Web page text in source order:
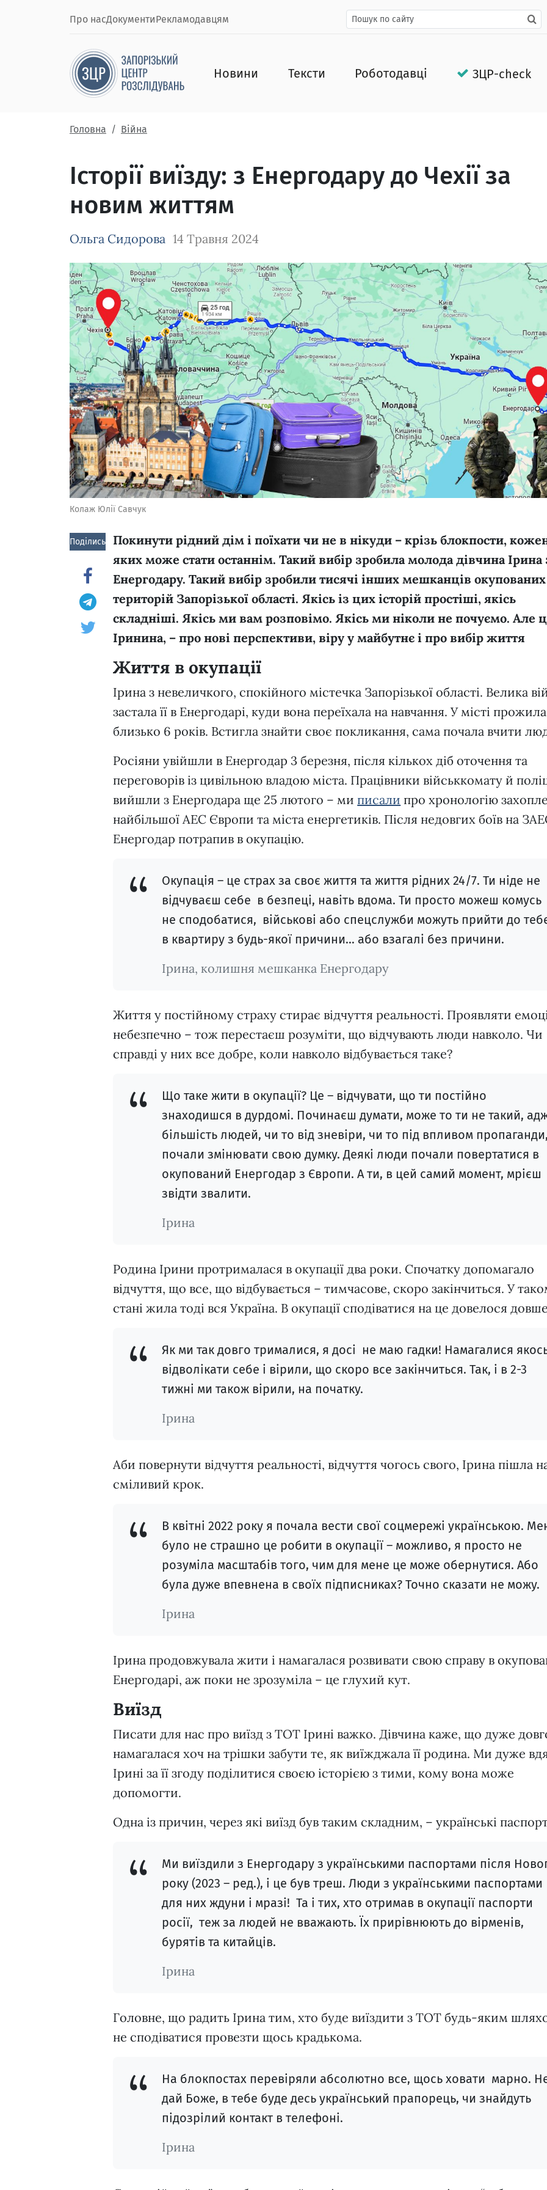
Про насДокументиРекламодавцям
Новини Тексти Роботодавці ЗЦР-check
Головна Війна
Історії виїзду: з Енергодару до Чехії за
новим життям
Ольга Сидорова 14 Травня 2024
Зображення завантажується
Колаж Юлії Савчук
Поділись!
Покинути рідний дім і поїхати чи не в нікуди – крізь блокпости,
яких може стати останнім. Такий вибір зробила молода дівчина Ірина
Енергодару. Такий вибір зробили тисячі інших мешканців окупованих
територій Запорізької області. Якісь із цих історій простіші, якісь
складніші. Якісь ми вам розповімо. Якісь ми ніколи не почуємо. Але
Іринина, – про нові перспективи, віру у майбутнє і про вибір життя
Життя в окупації
Ірина з невеличкого, спокійного містечка Запорізької області. Велика
застала її в Енергодарі, куди вона переїхала на навчання. У місті прожила
близько 6 років. Встигла знайти своє покликання, сама почала вчити
Росіяни увійшли в Енергодар 3 березня, після кількох діб оточення та
переговорів із цивільною владою міста. Працівники військкомату й
вийшли з Енергодара ще 25 лютого – ми писали про хронологію
найбільшої АЕС Європи та міста енергетиків. Після недовгих боїв на
Енергодар потрапив в окупацію.
Окупація – це страх за своє життя та життя рідних 24/7. Ти ніде не
відчуваєш себе в безпеці, навіть вдома. Ти просто можеш комусь
не сподобатися, військові або спецслужби можуть прийти до
в квартиру з будь-якої причини… або взагалі без причини.
Ірина, колишня мешканка Енергодару
Життя у постійному страху стирає відчуття реальності. Проявляти
небезпечно – тож перестаєш розуміти, що відчувають люди навколо. Чи
справді у них все добре, коли навколо відбувається таке?
Що таке жити в окупації? Це – відчувати, що ти постійно
знаходишся в дурдомі. Починаєш думати, може то ти не такий,
більшість людей, чи то від зневіри, чи то під впливом
почали змінювати свою думку. Деякі люди почали повертатися в
окупований Енергодар з Європи. А ти, в цей самий момент, мрієш
звідти звалити.
Ірина
Родина Ірини протрималася в окупації два роки. Спочатку допомагало
відчуття, що все, що відбувається – тимчасове, скоро закінчиться. У
стані жила тоді вся Україна. В окупації сподіватися на це довелося
Як ми так довго трималися, я досі не маю гадки! Намагалися
відволікати себе і вірили, що скоро все закінчиться. Так, і в 2-3
тижні ми також вірили, на початку.
Ірина
Аби повернути відчуття реальності, відчуття чогось свого, Ірина пішла
сміливий крок.
В квітні 2022 року я почала вести свої соцмережі українською.
було не страшно це робити в окупації – можливо, я просто не
розуміла масштабів того, чим для мене це може обернутися. Або
була дуже впевнена в своїх підписниках? Точно сказати не можу.
Ірина
Ірина продовжувала жити і намагалася розвивати свою справу в
Енергодарі, аж поки не зрозуміла – це глухий кут.
Виїзд
Писати для нас про виїзд з ТОТ Ірині важко. Дівчина каже, що дуже
намагалася хоч на трішки забути те, як виїжджала її родина. Ми дуже
Ірині за її згоду поділитися своєю історією з тими, кому вона може
допомогти.
Одна із причин, через які виїзд був таким складним, – українські
Ми виїздили з Енергодару з українськими паспортами після
року (2023 – ред.), і це був треш. Люди з українськими паспортами
для них ждуни і мразі! Та і тих, хто отримав в окупації паспорти
росії, теж за людей не вважають. Їх прирівнюють до вірменів,
бурятів та китайців.
Ірина
Головне, що радить Ірина тим, хто буде виїздити з ТОТ будь-яким
не сподіватися провезти щось крадькома.
На блокпостах перевіряли абсолютно все, щось ховати марно.
дай Боже, в тебе буде десь український прапорець, чи знайдуть
підозрілий контакт в телефоні.
Ірина